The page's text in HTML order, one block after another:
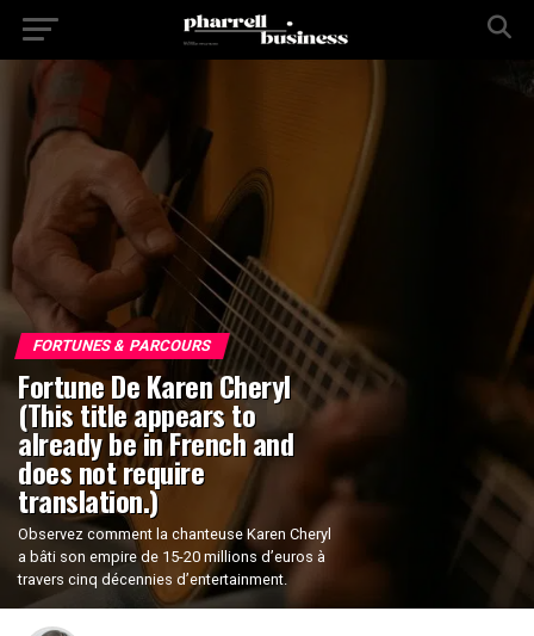
FORTUNES & PARCOURS
Fortune De Karen Cheryl
(This title appears to
already be in French and
does not require
translation.)
Observez comment la chanteuse Karen Cheryl
a bâti son empire de 15-20 millions d’euros à
travers cinq décennies d’entertainment.